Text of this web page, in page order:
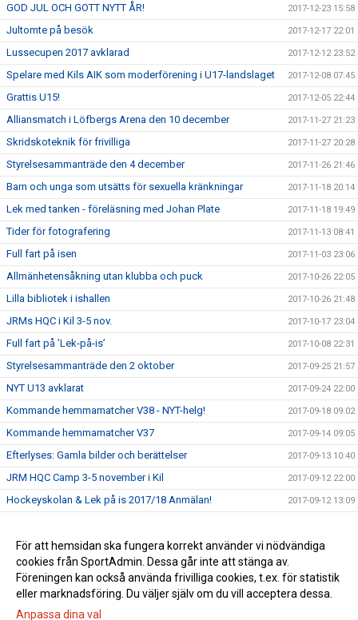
GOD JUL OCH GOTT NYTT ÅR! 2017-12-23 15:58
Jultomte på besök 2017-12-17 22:01
Lussecupen 2017 avklarad 2017-12-12 23:52
Spelare med Kils AIK som moderförening i U17-landslaget 2017-12-08 07:45
Grattis U15! 2017-12-05 22:44
Alliansmatch i Löfbergs Arena den 10 december 2017-11-27 21:23
Skridskoteknik för frivilliga 2017-11-27 20:28
Styrelsesammanträde den 4 december 2017-11-26 21:46
Barn och unga som utsätts för sexuella kränkningar 2017-11-18 20:14
Lek med tanken - föreläsning med Johan Plate 2017-11-18 19:49
Tider för fotografering 2017-11-13 08:41
Full fart på isen 2017-11-03 23:06
Allmänhetensåkning utan klubba och puck 2017-10-26 22:05
Lilla bibliotek i ishallen 2017-10-26 21:48
JRMs HQC i Kil 3-5 nov. 2017-10-17 23:04
Full fart på ’Lek-på-is’ 2017-10-08 22:31
Styrelsesammanträde den 2 oktober 2017-09-25 21:57
NYT U13 avklarat 2017-09-24 22:00
Kommande hemmamatcher V38 - NYT-helg! 2017-09-18 09:02
Kommande hemmamatcher V37 2017-09-14 09:05
Efterlyses: Gamla bilder och berättelser 2017-09-13 10:40
JRM HQC Camp 3-5 november i Kil 2017-09-12 22:00
Hockeyskolan & Lek på is 2017/18 Anmälan! 2017-09-12 13:09
Säsongens bytardag plus årsmöte 2017-08-21 13:39
Norska damlandslaget på besök i Kil 2017-08-21 13:38
För att hemsidan ska fungera korrekt använder vi nödvändiga
cookies från SportAdmin. Dessa går inte att stänga av.
Föreningen kan också använda frivilliga cookies, t.ex. för statistik
eller marknadsföring. Du väljer själv om du vill acceptera dessa.
Anpassa dina val